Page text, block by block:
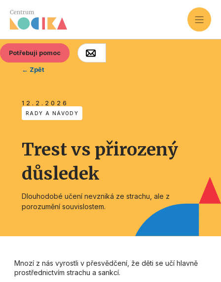
Potřebuji pomoc
← Zpět
12.2.2026
RADY A NÁVODY
Trest vs přirozený
důsledek
Dlouhodobé učení nevzniká ze strachu, ale z
porozumění souvislostem.
Mnozí z nás vyrostli v přesvědčení, že děti se učí hlavně
prostřednictvím strachu a sankcí.